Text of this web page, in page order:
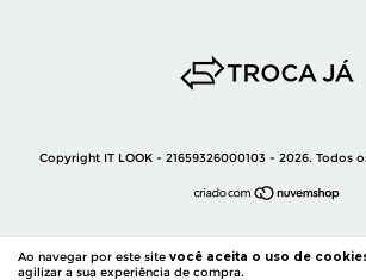
Ao navegar por este site você aceita o uso de
agilizar a sua experiência de compra.
Copyright IT LOOK - 21659326000103 - 2026. Todos